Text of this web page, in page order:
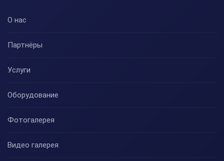
О нас
Партнёры
Услуги
Оборудование
Фотогалерея
Видео галерея